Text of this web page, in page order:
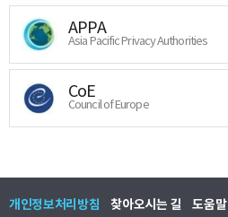
APPA
Asia Pacific Privacy Authorities
CoE
Council of Europe
개인정보처리방침 찾아오시는 길 도움말